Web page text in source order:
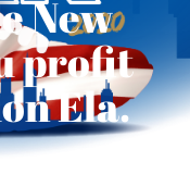
New
profit
Ela.